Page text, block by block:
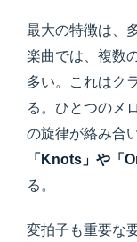
最大の特徴は、
楽曲では、複数
多い。これはク
る。ひとつのメ
の旋律が絡み合
「Knots」や「
る。
変拍子も重要な